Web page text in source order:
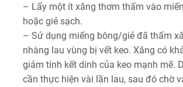
– Lấy một ít xăng thơm thấm vào
hoặc giẻ sạch.
– Sử dụng miếng bông/giẻ đã thấm
nhàng lau vùng bị vết keo. Xăng có
giảm tính kết dính của keo mạnh mẽ.
cần thực hiện vài lần lau, sau đó chờ